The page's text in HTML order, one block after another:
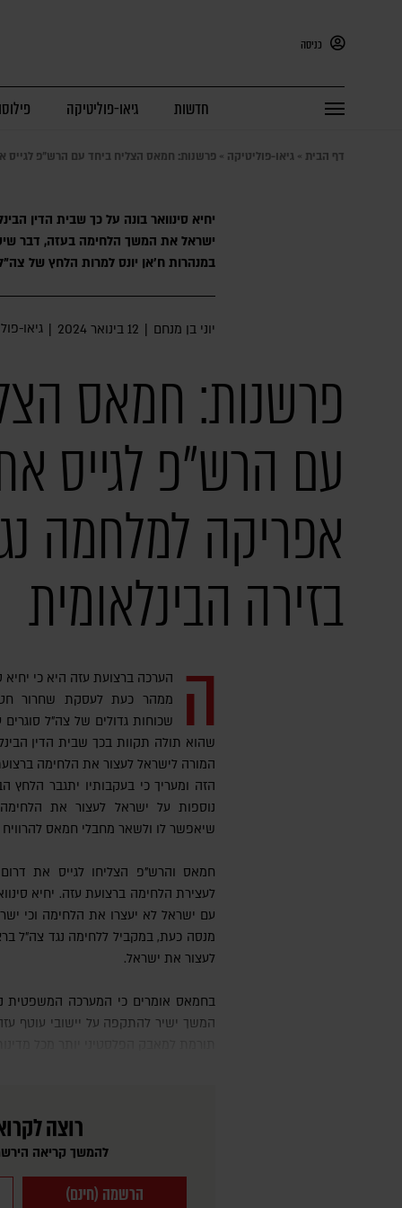
כניסה
חדשות גיאו-פוליטיקה
דף הבית » גיאו-פוליטיקה » פרשנות: חמאס הצליח ביחד עם הרש"פ לגייס
יחיא סינוואר בונה על כך שבית הדין
ישראל את המשך הלחימה בעזה, דבר
במנהרות ח'אן יונס למרות הלחץ של
יוני בן מנחם | 12 בינואר 2024 | גיאו-
פרשנות: חמאס
עם הרש"פ לגייס
אפריקה למלחמה
בזירה הבינלאומית
ה
הערכה ברצועת עזה היא כי יחיא
ממהר כעת לעסקת שחרור
שכוחות גדולים של צה"ל
שהוא תולה תקוות בכך שבית הדין
המורה לישראל לעצור את הלחימה
הזה ומעריך כי בעקבותיו יתגבר הלחץ
נוספות על ישראל לעצור את
שיאפשר לו ולשאר מחבלי חמאס להרוויח
חמאס והרש"פ הצליחו לגייס את
לעצירת הלחימה ברצועת עזה. יחיא
עם ישראל לא יעצרו את הלחימה וכי
מנסה כעת, במקביל ללחימה נגד צה"ל
לעצור את ישראל.
בחמאס אומרים כי המערכה המשפטית נגד ישראל בזירה הבינלאומית היא
רוצה
להמשך קריאה
הרשמה (חינם)